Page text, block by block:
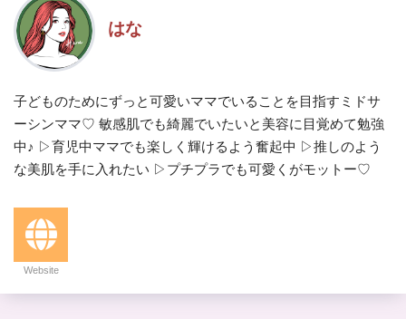
はな
子どものためにずっと可愛いママでいることを目指すミドサ
ーシンママ♡ 敏感肌でも綺麗でいたいと美容に目覚めて勉強
中♪ ▷育児中ママでも楽しく輝けるよう奮起中 ▷推しのよう
な美肌を手に入れたい ▷プチプラでも可愛くがモットー♡
Website